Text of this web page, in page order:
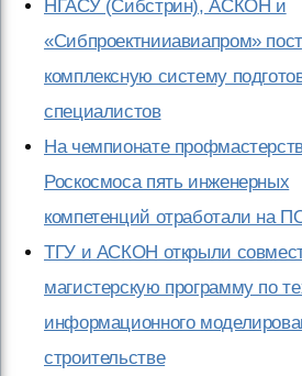
НГАСУ (Сибстрин), АСКОН и
«Сибпроектнииавиапром»
комплексную систему
специалистов
На чемпионате
Роскосмоса пять инженерных
компетенций отработали на
ТГУ и АСКОН открыли
магистерскую программу по
информационного
строительстве